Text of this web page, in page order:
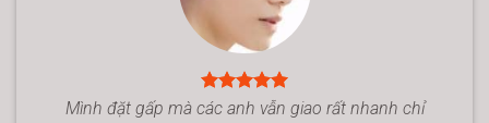
Mình đặt gấp mà các anh vẫn giao rất nhanh chỉ